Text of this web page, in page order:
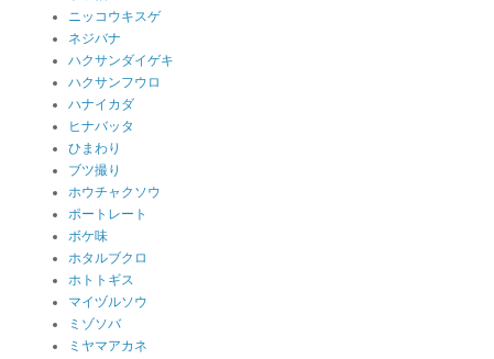
ニッコウキスゲ
ネジバナ
ハクサンダイゲキ
ハクサンフウロ
ハナイカダ
ヒナバッタ
ひまわり
ブツ撮り
ホウチャクソウ
ポートレート
ボケ味
ホタルブクロ
ホトトギス
マイヅルソウ
ミゾソバ
ミヤマアカネ